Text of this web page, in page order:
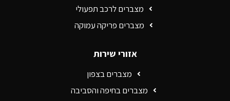
מצברים לרכב תפעולי
מצברים פריקה עמוקה
אזורי שירות
מצברים בצפון
מצברים בחיפה והסביבה